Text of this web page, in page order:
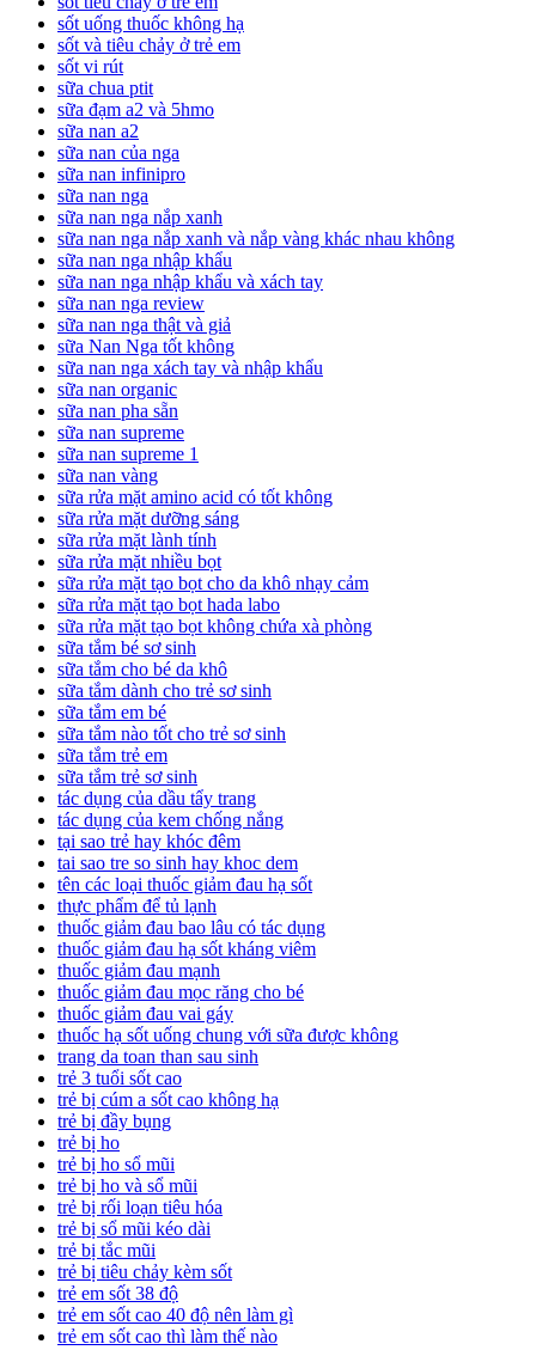
sốt uống thuốc không hạ
sốt và tiêu chảy ở trẻ em
sốt vi rút
sữa chua ptit
sữa đạm a2 và 5hmo
sữa nan a2
sữa nan của nga
sữa nan infinipro
sữa nan nga
sữa nan nga nắp xanh
sữa nan nga nắp xanh và nắp vàng khác nhau không
sữa nan nga nhập khẩu
sữa nan nga nhập khẩu và xách tay
sữa nan nga review
sữa nan nga thật và giả
sữa Nan Nga tốt không
sữa nan nga xách tay và nhập khẩu
sữa nan organic
sữa nan pha sẵn
sữa nan supreme
sữa nan supreme 1
sữa nan vàng
sữa rửa mặt amino acid có tốt không
sữa rửa mặt dưỡng sáng
sữa rửa mặt lành tính
sữa rửa mặt nhiều bọt
sữa rửa mặt tạo bọt cho da khô nhạy cảm
sữa rửa mặt tạo bọt hada labo
sữa rửa mặt tạo bọt không chứa xà phòng
sữa tắm bé sơ sinh
sữa tắm cho bé da khô
sữa tắm dành cho trẻ sơ sinh
sữa tắm em bé
sữa tắm nào tốt cho trẻ sơ sinh
sữa tắm trẻ em
sữa tắm trẻ sơ sinh
tác dụng của dầu tẩy trang
tác dụng của kem chống nắng
tại sao trẻ hay khóc đêm
tai sao tre so sinh hay khoc dem
tên các loại thuốc giảm đau hạ sốt
thực phẩm để tủ lạnh
thuốc giảm đau bao lâu có tác dụng
thuốc giảm đau hạ sốt kháng viêm
thuốc giảm đau mạnh
thuốc giảm đau mọc răng cho bé
thuốc giảm đau vai gáy
thuốc hạ sốt uống chung với sữa được không
trang da toan than sau sinh
trẻ 3 tuổi sốt cao
trẻ bị cúm a sốt cao không hạ
trẻ bị đầy bụng
trẻ bị ho
trẻ bị ho sổ mũi
trẻ bị ho và sổ mũi
trẻ bị rối loạn tiêu hóa
trẻ bị sổ mũi kéo dài
trẻ bị tắc mũi
trẻ bị tiêu chảy kèm sốt
trẻ em sốt 38 độ
trẻ em sốt cao 40 độ nên làm gì
trẻ em sốt cao thì làm thế nào